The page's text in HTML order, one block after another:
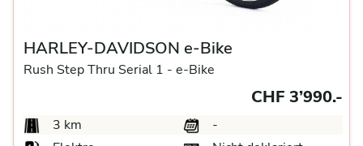
HARLEY-DAVIDSON e-Bike
Rush Step Thru Serial 1 - e-Bike
CHF 3’990.-
3 km
-